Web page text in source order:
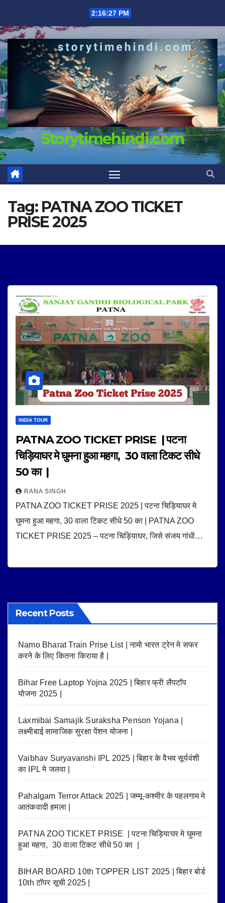
content
2:16:28 PM
Storytimehindi.com
Tag: PATNA ZOO TICKET
PRISE 2025
INDIA TOUR
PATNA ZOO TICKET PRISE | पटना
चिड़ियाघर मे घुमना हुआ महगा, 30 वाला टिकट सीधे
50 का |
RANA SINGH
PATNA ZOO TICKET PRISE 2025 | पटना चिड़ियाघर मे
घुमना हुआ महगा, 30 वाला टिकट सीधे 50 का | PATNA ZOO
TICKET PRISE 2025 – पटना चिड़ियाघर, जिसे संजय गांधी…
Recent Posts
Namo Bharat Train Prise List | नामो भारत ट्रेन मे सफर
करने के लिए कितना किराया है |
Bihar Free Laptop Yojna 2025 | बिहार फ्री लैपटॉप
योजना 2025 |
Laxmibai Samajik Suraksha Penson Yojana |
लक्ष्मीबाई सामाजिक सुरक्षा पेंशन योजना |
Vaibhav Suryavanshi IPL 2025 | बिहार के वैभव सूर्यवंशी
का IPL मे जलवा |
Pahalgam Terror Attack 2025 | जम्मू-कश्मीर के पहलगाम मे
आतंकवादी हमला |
PATNA ZOO TICKET PRISE | पटना चिड़ियाघर मे घुमना
हुआ महगा, 30 वाला टिकट सीधे 50 का |
BIHAR BOARD 10th TOPPER LIST 2025 | बिहार बोर्ड
10th टॉपर सूची 2025 |